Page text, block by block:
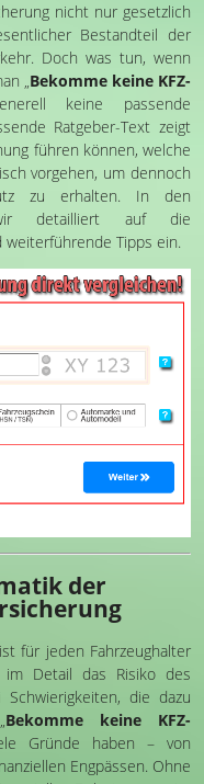
nicht nur gesetzlich
Bestandteil der
Doch was tun, wenn
„Bekomme keine KFZ-
keine passende
Ratgeber-Text zeigt
führen können, welche
vorgehen, um dennoch
zu erhalten. In den
detailliert auf die
weiterführende Tipps ein.
der
für jeden Fahrzeughalter
Detail das Risiko des
die dazu
Bekomme keine KFZ-
Gründe haben – von
Engpässen. Ohne